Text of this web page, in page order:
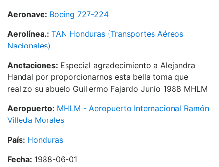
Aeronave: Boeing 727-224
Aerolínea.: TAN Honduras (Transportes Aéreos
Nacionales)
Anotaciones: Especial agradecimiento a Alejandra
Handal por proporcionarnos esta bella toma que
realizo su abuelo Guillermo Fajardo Junio 1988 MHLM
Aeropuerto: MHLM - Aeropuerto Internacional Ramón
Villeda Morales
País: Honduras
Fecha: 1988-06-01